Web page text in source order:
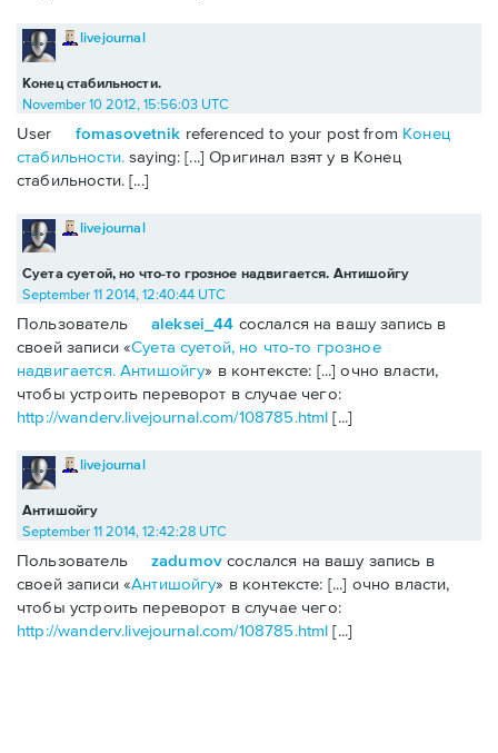
Конец стабильности.
livejournal
November 10 2012, 15:56:03 UTC
User fomasovetnik referenced to your post from Конец
стабильности.saying: [...] Оригинал взят у в Конец
стабильности. [...]
Суета суетой, но что-то грозное надвигается. Антишойгу
livejournal
September 11 2014, 12:40:44 UTC
Пользователь aleksei_44 сослался на вашу запись в
своей записи «Суета суетой, но что-то грозное
надвигается. Антишойгу» в контексте: [...] очно власти,
чтобы устроить переворот в случае чего:
http://wanderv.livejournal.com/108785.html [...]
Антишойгу
livejournal
September 11 2014, 12:42:28 UTC
Пользователь zadumov сослался на вашу запись в
своей записи «Антишойгу» в контексте: [...] очно власти,
чтобы устроить переворот в случае чего:
http://wanderv.livejournal.com/108785.html [...]